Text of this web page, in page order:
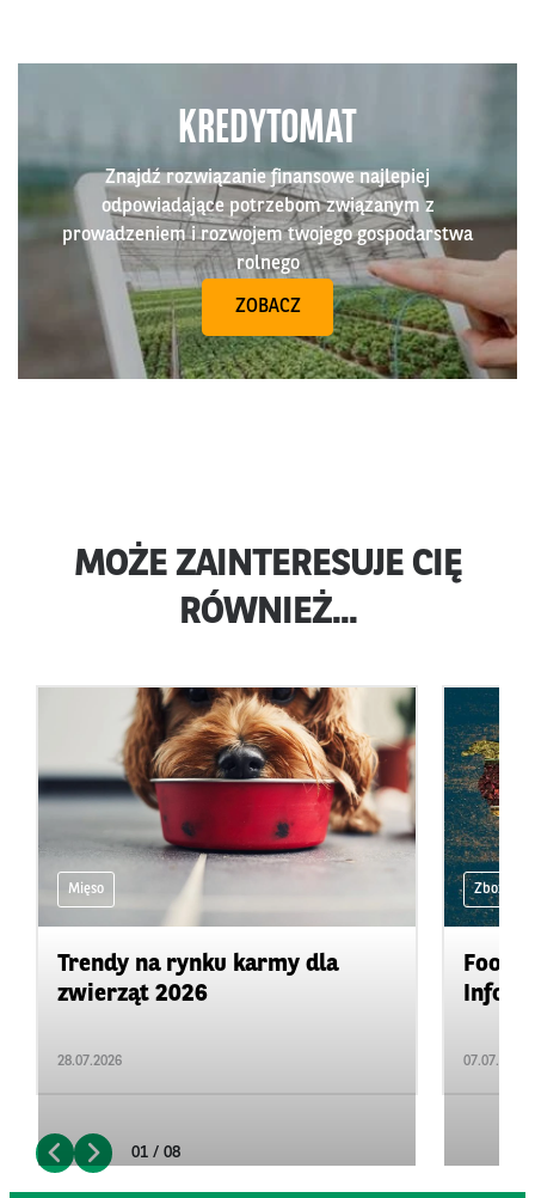
KREDYTOMAT
Znajdź rozwiązanie finansowe najlepiej
odpowiadające potrzebom związanym z
prowadzeniem i rozwojem twojego gospodarstwa
rolnego
ZOBACZ
MOŻE ZAINTERESUJE CIĘ
RÓWNIEŻ...
Mięso
Trendy na rynku karmy dla
zwierząt 2026
28.07.2026
Zboża i
07.07.2026
01 / 08